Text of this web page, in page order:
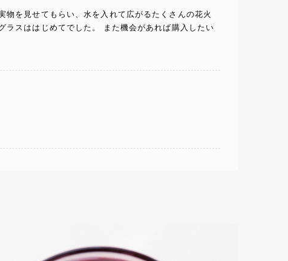
を見せてもらい、水を入れて広がるたくさんの花火
ラスははじめてでした。 また機会があれば購入したい
もある金魚をモチーフにさせていただきまし